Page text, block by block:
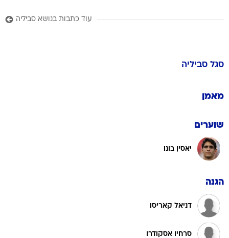
עוד כתבות בנושא סביליה
סגל סביליה
מאמן
שוערים
יאסין בונו
הגנה
דניאל קאריסו
סרחיו אסקודרו